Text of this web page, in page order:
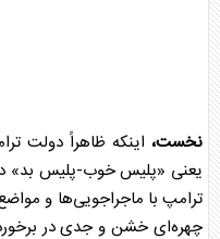
نخست، اینکه ظاهراً دولت
یعنی «پلیس خوب-پلیس بد»
ترامپ با ماجراجویی‌ها و
چهره‌ای خشن و جدی در